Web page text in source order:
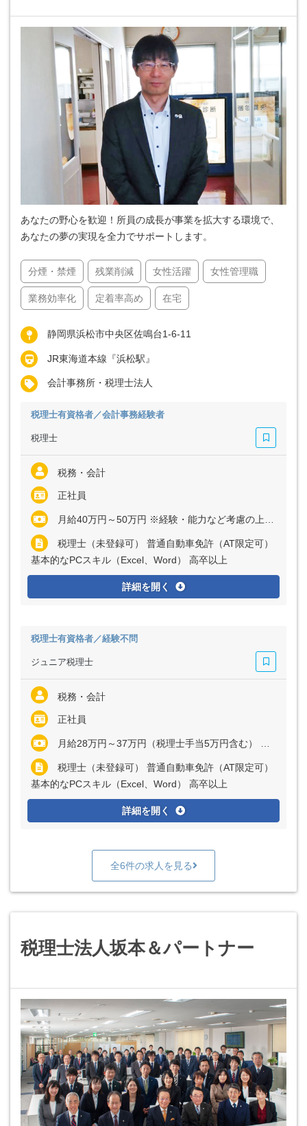
あなたの野心を歓迎！所員の成長が事業を拡大する環境で、
あなたの夢の実現を全力でサポートします。
分煙・禁煙 残業削減 女性活躍 女性管理職
業務効率化 定着率高め 在宅
静岡県浜松市中央区佐鳴台1-6-11
JR東海道本線『浜松駅』
会計事務所・税理士法人
税理士有資格者／会計事務経験者
税理士
税務・会計
正社員
月給40万円～50万円 ※経験・能力など考慮の上、決定いたします ※残業代は全額支給
税理士（未登録可） 普通自動車免許（AT限定可）
基本的なPCスキル（Excel、Word） 高卒以上
詳細を開く
税理士有資格者／経験不問
ジュニア税理士
税務・会計
正社員
月給28万円～37万円（税理士手当5万円含む） ※経験・能力など考慮の上、決定いたします ※残業代は全額支給
税理士（未登録可） 普通自動車免許（AT限定可）
基本的なPCスキル（Excel、Word） 高卒以上
詳細を開く
全6件の求人を見る
税理士法人坂本＆パートナー